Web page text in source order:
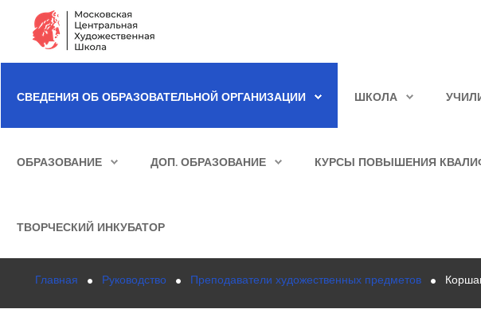
Образование
ИСКАТЬ...
СВЕДЕНИЯ ОБ ОБРАЗОВАТЕЛЬНОЙ ОРГАНИЗАЦИИ ШКОЛА
ОБРАЗОВАНИЕ ДОП. ОБРАЗОВАНИЕ КУРСЫ ПОВЫШЕНИЯ
ТВОРЧЕСКИЙ ИНКУБАТОР
Главная Руководство Преподаватели художественных предметов